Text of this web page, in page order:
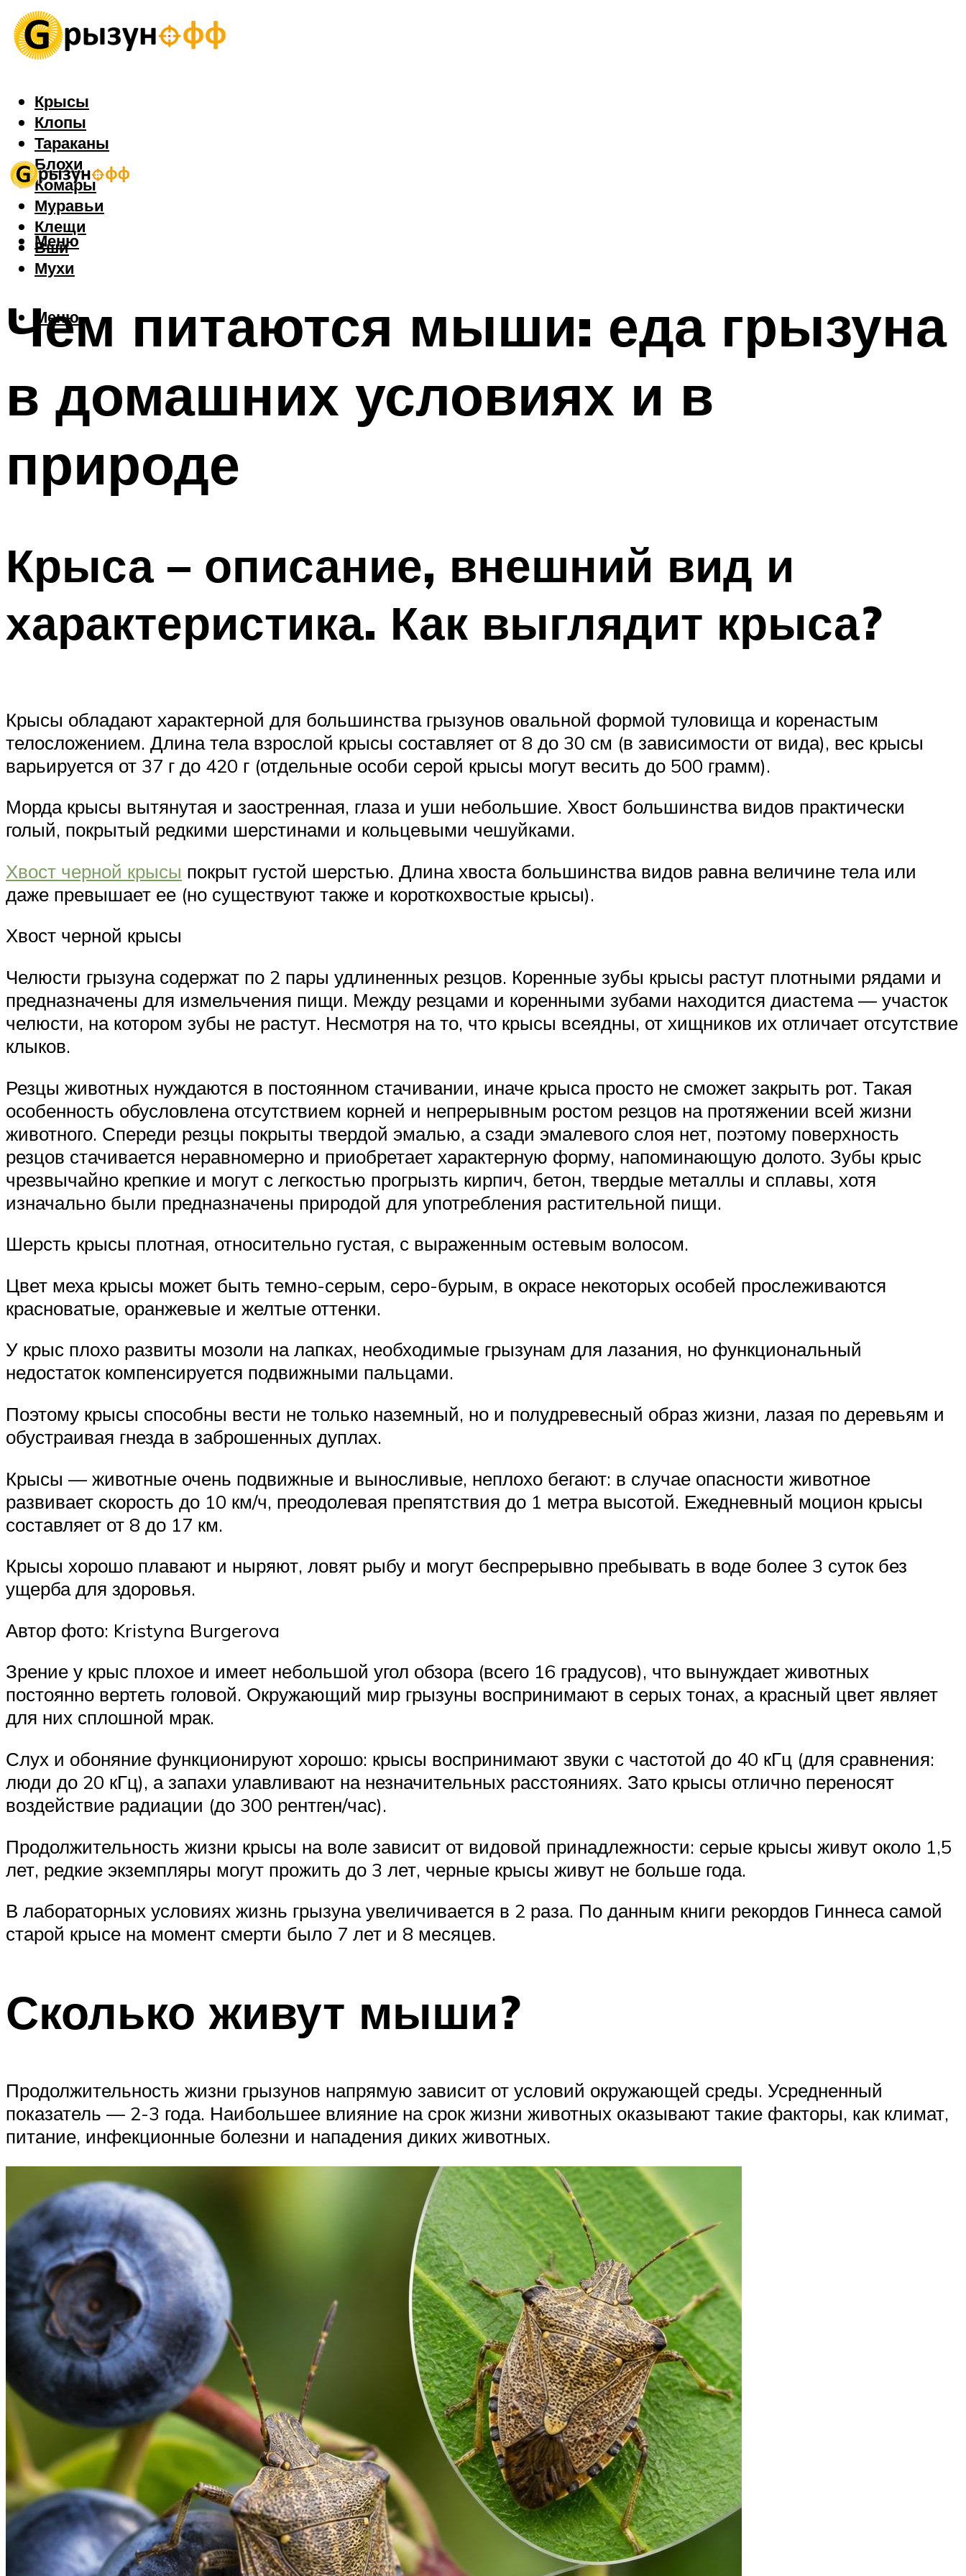
Крысы
Клопы
Тараканы
Блохи
Комары
Муравьи
Клещи
Вши
Мухи
Меню
Меню
Чем питаются мыши: еда грызуна
в домашних условиях и в
природе
Крыса – описание, внешний вид и
характеристика. Как выглядит крыса?
Крысы обладают характерной для большинства грызунов овальной формой туловища и коренастым
телосложением. Длина тела взрослой крысы составляет от 8 до 30 см (в зависимости от вида), вес крысы
варьируется от 37 г до 420 г (отдельные особи серой крысы могут весить до 500 грамм).
Морда крысы вытянутая и заостренная, глаза и уши небольшие. Хвост большинства видов практически
голый, покрытый редкими шерстинами и кольцевыми чешуйками.
Хвост черной крысы покрыт густой шерстью. Длина хвоста большинства видов равна величине тела или
даже превышает ее (но существуют также и короткохвостые крысы).
Хвост черной крысы
Челюсти грызуна содержат по 2 пары удлиненных резцов. Коренные зубы крысы растут плотными рядами и
предназначены для измельчения пищи. Между резцами и коренными зубами находится диастема — участок
челюсти, на котором зубы не растут. Несмотря на то, что крысы всеядны, от хищников их отличает отсутствие
клыков.
Резцы животных нуждаются в постоянном стачивании, иначе крыса просто не сможет закрыть рот. Такая
особенность обусловлена отсутствием корней и непрерывным ростом резцов на протяжении всей жизни
животного. Спереди резцы покрыты твердой эмалью, а сзади эмалевого слоя нет, поэтому поверхность
резцов стачивается неравномерно и приобретает характерную форму, напоминающую долото. Зубы крыс
чрезвычайно крепкие и могут с легкостью прогрызть кирпич, бетон, твердые металлы и сплавы, хотя
изначально были предназначены природой для употребления растительной пищи.
Шерсть крысы плотная, относительно густая, с выраженным остевым волосом.
Цвет меха крысы может быть темно-серым, серо-бурым, в окрасе некоторых особей прослеживаются
красноватые, оранжевые и желтые оттенки.
У крыс плохо развиты мозоли на лапках, необходимые грызунам для лазания, но функциональный
недостаток компенсируется подвижными пальцами.
Поэтому крысы способны вести не только наземный, но и полудревесный образ жизни, лазая по деревьям и
обустраивая гнезда в заброшенных дуплах.
Крысы — животные очень подвижные и выносливые, неплохо бегают: в случае опасности животное
развивает скорость до 10 км/ч, преодолевая препятствия до 1 метра высотой. Ежедневный моцион крысы
составляет от 8 до 17 км.
Крысы хорошо плавают и ныряют, ловят рыбу и могут беспрерывно пребывать в воде более 3 суток без
ущерба для здоровья.
Автор фото: Kristyna Burgerova
Зрение у крыс плохое и имеет небольшой угол обзора (всего 16 градусов), что вынуждает животных
постоянно вертеть головой. Окружающий мир грызуны воспринимают в серых тонах, а красный цвет являет
для них сплошной мрак.
Слух и обоняние функционируют хорошо: крысы воспринимают звуки с частотой до 40 кГц (для сравнения:
люди до 20 кГц), а запахи улавливают на незначительных расстояниях. Зато крысы отлично переносят
воздействие радиации (до 300 рентген/час).
Продолжительность жизни крысы на воле зависит от видовой принадлежности: серые крысы живут около 1,5
лет, редкие экземпляры могут прожить до 3 лет, черные крысы живут не больше года.
В лабораторных условиях жизнь грызуна увеличивается в 2 раза. По данным книги рекордов Гиннеса самой
старой крысе на момент смерти было 7 лет и 8 месяцев.
Сколько живут мыши?
Продолжительность жизни грызунов напрямую зависит от условий окружающей среды. Усредненный
показатель — 2-3 года. Наибольшее влияние на срок жизни животных оказывают такие факторы, как климат,
питание, инфекционные болезни и нападения диких животных.